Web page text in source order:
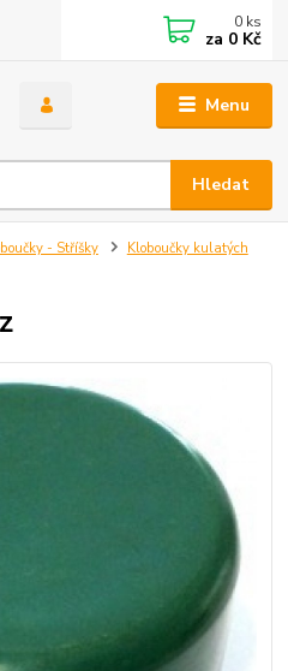
Menu
Hledat
0 ks
za 0 Kč
- Stříšky
Kloboučky kulatých